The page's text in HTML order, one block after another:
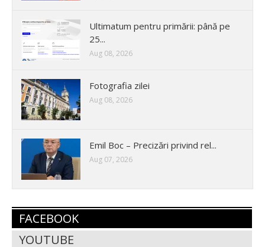
Ultimatum pentru primării: până pe
25...
Aug 08, 2026
Fotografia zilei
Aug 08, 2026
Emil Boc – Precizări privind rel...
Aug 07, 2026
FACEBOOK
YOUTUBE